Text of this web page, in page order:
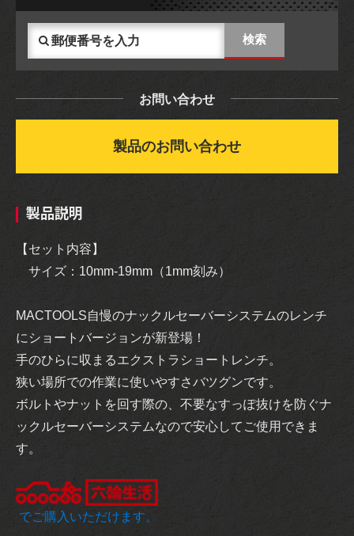
お問い合わせ
製品のお問い合わせ
製品説明
【セット内容】
サイズ：10mm-19mm（1mm刻み）
MACTOOLS自慢のナックルセーバーシステムのレンチ
にショートバージョンが新登場！
手のひらに収まるエクストラショートレンチ。
狭い場所での作業に使いやすさバツグンです。
ボルトやナットを回す際の、不要なすっぽ抜けを防ぐナ
ックルセーバーシステムなので安心してご使用できま
す。
でご購入いただけます。